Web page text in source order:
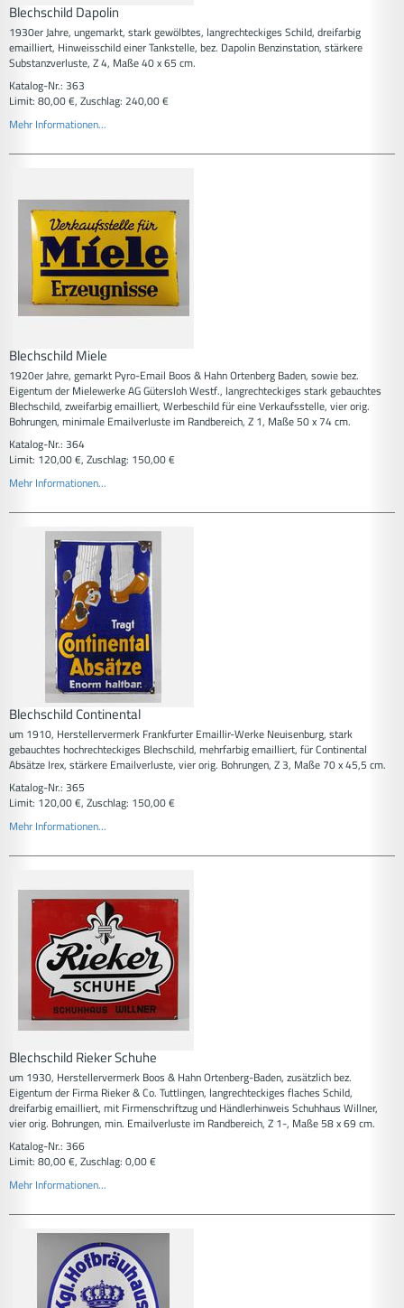
Blechschild Dapolin
1930er Jahre, ungemarkt, stark gewölbtes, langrechteckiges Schild, dreifarbig
emailliert, Hinweisschild einer Tankstelle, bez. Dapolin Benzinstation, stärkere
Substanzverluste, Z 4, Maße 40 x 65 cm.
Katalog-Nr.: 363
Limit: 80,00 €, Zuschlag: 240,00 €
Mehr Informationen...
Blechschild Miele
1920er Jahre, gemarkt Pyro-Email Boos & Hahn Ortenberg Baden, sowie bez.
Eigentum der Mielewerke AG Gütersloh Westf., langrechteckiges stark gebauchtes
Blechschild, zweifarbig emailliert, Werbeschild für eine Verkaufsstelle, vier orig.
Bohrungen, minimale Emailverluste im Randbereich, Z 1, Maße 50 x 74 cm.
Katalog-Nr.: 364
Limit: 120,00 €, Zuschlag: 150,00 €
Mehr Informationen...
Blechschild Continental
um 1910, Herstellervermerk Frankfurter Emaillir-Werke Neuisenburg, stark
gebauchtes hochrechteckiges Blechschild, mehrfarbig emailliert, für Continental
Absätze Irex, stärkere Emailverluste, vier orig. Bohrungen, Z 3, Maße 70 x 45,5 cm.
Katalog-Nr.: 365
Limit: 120,00 €, Zuschlag: 150,00 €
Mehr Informationen...
Blechschild Rieker Schuhe
um 1930, Herstellervermerk Boos & Hahn Ortenberg-Baden, zusätzlich bez.
Eigentum der Firma Rieker & Co. Tuttlingen, langrechteckiges flaches Schild,
dreifarbig emailliert, mit Firmenschriftzug und Händlerhinweis Schuhhaus Willner,
vier orig. Bohrungen, min. Emailverluste im Randbereich, Z 1-, Maße 58 x 69 cm.
Katalog-Nr.: 366
Limit: 80,00 €, Zuschlag: 0,00 €
Mehr Informationen...